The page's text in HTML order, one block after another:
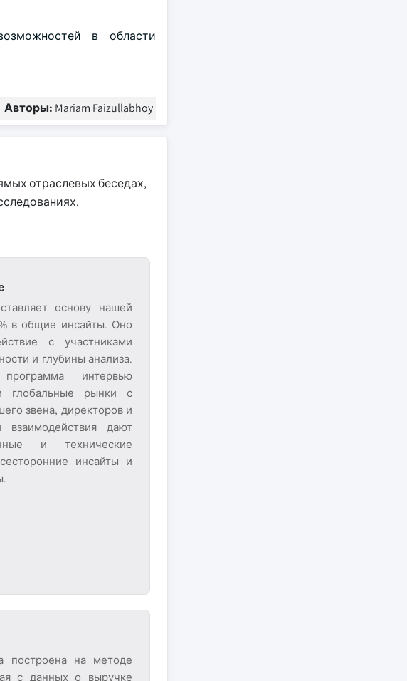
в области
Авторы: Mariam Faizullabhoy
отраслевых беседах,
основу нашей
в общие инсайты. Оно
с участниками
и глубины анализа.
интервью
глобальные рынки с
звена, директоров и
взаимодействия дают
и технические
инсайты и
построена на методе
с данных о выручке